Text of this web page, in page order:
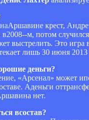
крест,
м, потом
выстрелить. Это
лишь 30 июня 2013
деньги?
«Арсенал» может
Аденьги
нет.
всостав?